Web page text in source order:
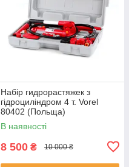
Набір гидрорастяжек з
гідроциліндром 4 т. Vorel
80402 (Польща)
В наявності
8 500 ₴ 10 000 ₴